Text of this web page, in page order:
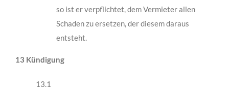
so ist er verpflichtet, dem Vermieter allen
Schaden zu ersetzen, der diesem daraus
entsteht.
13 Kündigung
13.1